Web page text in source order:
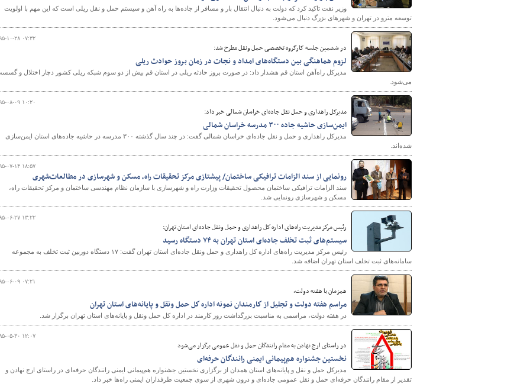
وزیر نفت تاکید کرد که دولت به دنبال انتقال بار و مسافر از جاده‌ها به راه آهن و سیستم حمل و نقل ریلی است که این مهم با اولویت
توسعه مترو در تهران و شهرهای بزرگ دنبال می‌شود.
۱۳۹۵-۱۰-۲۸
در ششمین جلسه کارگروه تخصصی حمل ونقل مطرح شد:
لزوم هماهنگی بین دستگاه‌های امداد و نجات در زمان بروز حوادث ریلی
مدیرکل راه‌آهن استان قم هشدار داد: در صورت بروز حادثه ریلی در استان قم بیش از دو سوم شبکه ریلی کشور دچار اختلال و
می‌شود.
۱۳۹۵-۰۸-۰۹
مدیرکل راهداری و حمل نقل جاده‌ای خراسان شمالی خبر داد:
ایمن‌سازی حاشیه جاده‌ ۳۰۰ مدرسه خراسان شمالی
مدیرکل راهداری و حمل و نقل جاده‌ای خراسان شمالی گفت: در چند سال گذشته ۳۰۰ مدرسه در حاشیه جاده‌های استان ایمن‌سازی
شده‌اند.
۱۳۹۵-۰۷-۱۴
رونمایی از سند الزامات ترافیکی ساختمان/ پیشتازی مرکز تحقیقات راه، مسکن و شهرسازی در مطالعات‌شهری
سند الزامات ترافیکی ساختمان محصول تحقیقات وزارت راه و شهرسازی با سازمان نظام مهندسی ساختمان و مرکز تحقیقات راه،
مسکن و شهرسازی رونمایی شد.
۱۳۹۵-۰۶-۲۷
رئیس مركز مدیریت راه‌های اداره كل راهداری و حمل ونقل جاده‌ای استان تهران:
سیستم‌های ثبت تخلف جاده‌ای استان تهران به ۷۴ دستگاه رسید
رئیس مركز مدیریت راه‌های اداره كل راهداری و حمل ونقل جاده‌ای استان تهران گفت: ۱۷ دستگاه دوربین ثبت تخلف به مجموعه
سامانه‌های ثبت تخلف استان تهران اضافه شد.
۱۳۹۵-۰۶-۰۹
همزمان با هفته دولت،
مراسم هفته دولت و تجليل از كارمندان نمونه اداره كل حمل ونقل و پايانه‌های استان تهران
در هفته دولت، مراسمی به مناسبت بزرگداشت روز کارمند در اداره كل حمل ونقل و پايانه‌های استان تهران برگزار شد.
۱۳۹۵-۰۵-۳۰
در راستای ارج نهادن به مقام رانندگان حمل و نقل عمومی برگزار می‌شود
نخستین جشنواره هم‌پیمانی ایمنی رانندگان حرفه‌ای
مدیرکل حمل و نقل و پایانه‌های استان همدان از برگزاری نخستین جشنواره هم‌پیمانی ایمنی رانندگان حرفه‌ای در راستای ارج نهادن و
تقدیر از مقام رانندگان حرفه‌ای حمل و نقل عمومی جاده‌ای و درون شهری از سوی جمعیت طرفداران ایمنی راه‌ها خبر داد.